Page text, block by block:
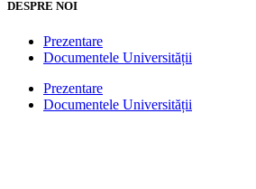
DESPRE NOI
Prezentare
Documentele Universității
Prezentare
Documentele Universității